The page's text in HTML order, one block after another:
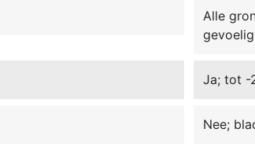
Alle
Ja; tot -
Nee;